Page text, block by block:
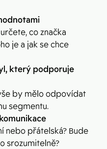
co značka
je a jak se chce
který podporuje
by mělo odpovídat
segmentu.
nebo přátelská? Bude
srozumitelně?